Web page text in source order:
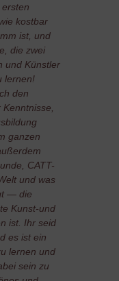
kostbar
ist, und
die zwei
und Künstler
lernen!
den
ganzen
CATT-
und was
— die
Kunst-und
ist. Ihr seid
es ist ein
lernen und
sein zu